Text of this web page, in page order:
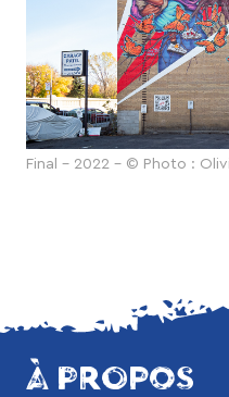
Final - 2022 - © Photo :
À PROPOS